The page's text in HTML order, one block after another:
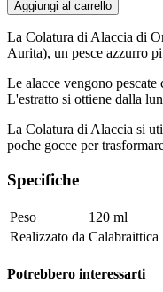
Aggiungi al carrello
La Colatura di Alaccia di
Aurita), un pesce azzurro
Le alacce vengono
L'estratto si ottiene dalla
La Colatura di Alaccia si
poche gocce per
Specifiche
Peso
120 ml
Realizzato da Calabraittica
Potrebbero interessarti